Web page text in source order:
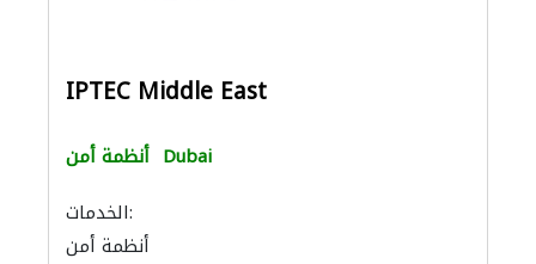
IPTEC Middle East
أنظمة أمن Dubai
الخدمات:
أنظمة أمن